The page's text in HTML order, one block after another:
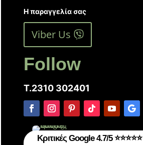
Η παραγγελία σας
Viber Us
Follow
T.2310 302401
Κριτικές Google 4.7/5 ⭐⭐⭐⭐⭐